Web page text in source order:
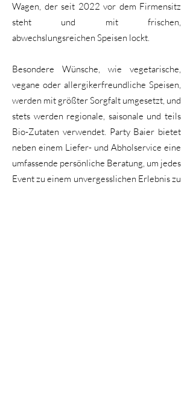
Wagen, der seit 2022 vor dem Firmensitz
steht und mit frischen,
abwechslungsreichen Speisen lockt.
Besondere Wünsche, wie vegetarische,
vegane oder allergikerfreundliche Speisen,
werden mit größter Sorgfalt umgesetzt, und
stets werden regionale, saisonale und teils
Bio-Zutaten verwendet. Party Baier bietet
neben einem Liefer- und Abholservice eine
umfassende persönliche Beratung, um jedes
Event zu einem unvergesslichen Erlebnis zu